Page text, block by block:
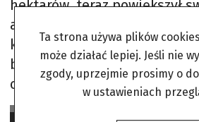
hektarów, teraz powiększył
aspiruje do roli
kompleksu. Jednym z
był Emmanuel Macron, który
odwiedził Disneyland dwa dni
Ta strona używa plików
może działać lepiej. Jeśli nie
zgody, uprzejmie prosimy o
w ustawieniach